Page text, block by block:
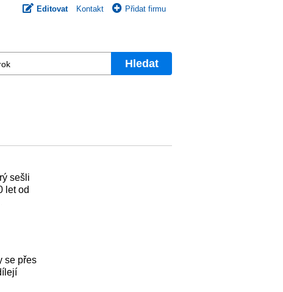
Editovat Kontakt Přidat firmu
Hledat
sešli
let od
se přes